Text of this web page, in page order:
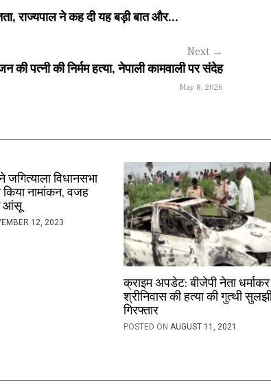
राज्यपाल ने कह दी यह बड़ी बात और...
Next →
की पत्नी की निर्मम हत्या, नेपाली कामवाली पर संदेह
May 8, 2026
जगित्याला विधानसभा
किया नामांकन, वजह
आंसू
12, 2023
क्राइम अपडेट: बीजेपी नेता धर्माकर
श्रीनिवास की हत्या की गुत्थी
गिरफ्तार
POSTED ON AUGUST 11, 2021